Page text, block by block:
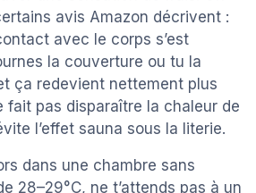
avis Amazon décrivent :
avec le corps s’est
la couverture ou tu la
ça redevient nettement plus
fait pas disparaître la chaleur de
l’effet sauna sous la literie.
dans une chambre sans
28–29°C, ne t’attends pas à un